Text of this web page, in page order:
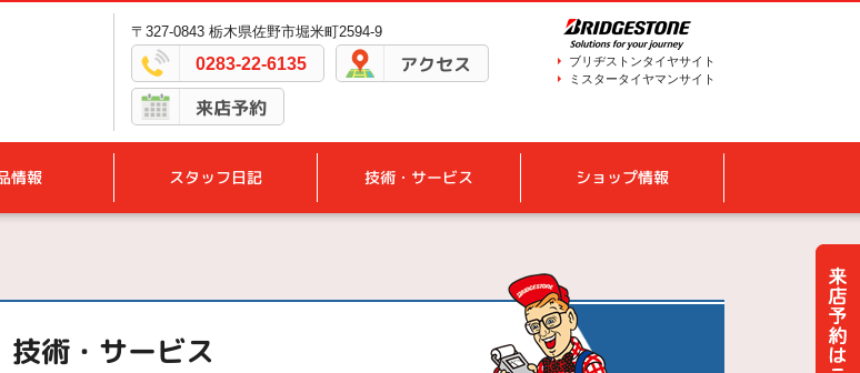
〒327-0843 栃木県佐野市堀米町2594-9
0283-22-6135 アクセス
来店予約
ブリヂストンタイヤサイト
ミスタータイヤマンサイト
情報 スタッフ日記 技術・サービス ショップ情報
技術・サービス